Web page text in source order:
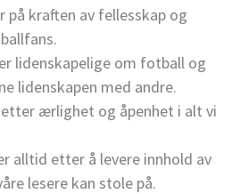
på kraften av fellesskap og
lidenskapelige om fotball og
lidenskapen med andre.
ærlighet og åpenhet i alt vi
alltid etter å levere innhold av
lesere kan stole på.